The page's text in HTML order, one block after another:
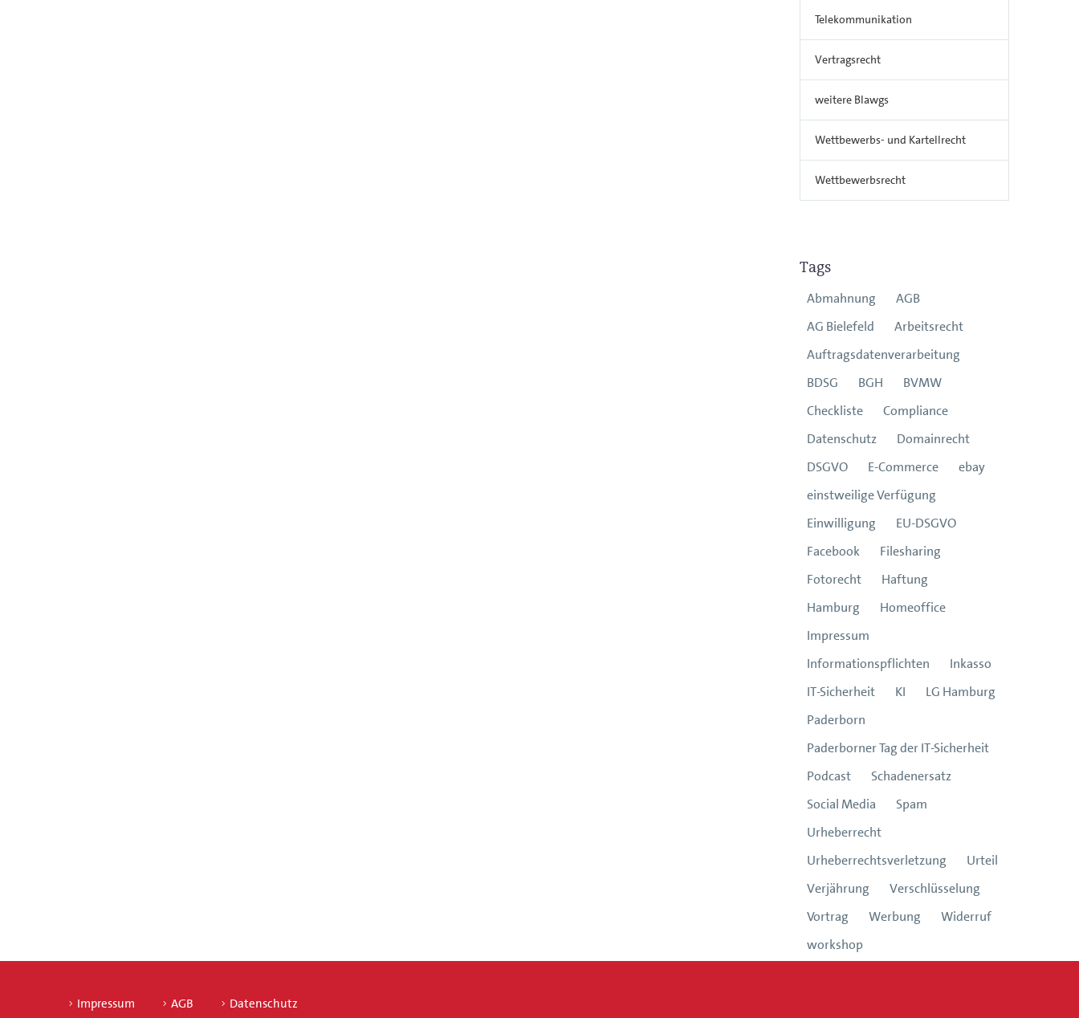
Telekommunikation
Vertragsrecht
weitere Blawgs
Wettbewerbs- und Kartellrecht
Wettbewerbsrecht
Tags
Abmahnung
AGB
AG Bielefeld
Arbeitsrecht
Auftragsdatenverarbeitung
BDSG
BGH
BVMW
Checkliste
Compliance
Datenschutz
Domainrecht
DSGVO
E-Commerce
ebay
einstweilige Verfügung
Einwilligung
EU-DSGVO
Facebook
Filesharing
Fotorecht
Haftung
Hamburg
Homeoffice
Impressum
Informationspflichten
Inkasso
IT-Sicherheit
KI
LG Hamburg
Paderborn
Paderborner Tag der IT-Sicherheit
Podcast
Schadenersatz
Social Media
Spam
Urheberrecht
Urheberrechtsverletzung
Urteil
Verjährung
Verschlüsselung
Vortrag
Werbung
Widerruf
workshop
Impressum AGB Datenschutz